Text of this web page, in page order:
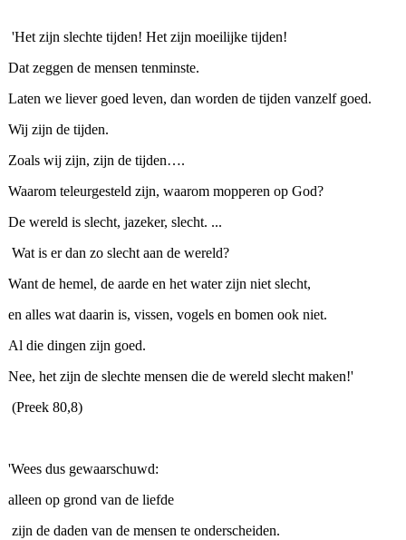
'Het zijn slechte tijden! Het zijn moeilijke tijden!
Dat zeggen de mensen tenminste.
Laten we liever goed leven, dan worden de tijden vanzelf goed.
Wij zijn de tijden.
Zoals wij zijn, zijn de tijden….
Waarom teleurgesteld zijn, waarom mopperen op God?
De wereld is slecht, jazeker, slecht. ...
Wat is er dan zo slecht aan de wereld?
Want de hemel, de aarde en het water zijn niet slecht,
en alles wat daarin is, vissen, vogels en bomen ook niet.
Al die dingen zijn goed.
Nee, het zijn de slechte mensen die de wereld slecht maken!'
(Preek 80,8)
'Wees dus gewaarschuwd:
alleen op grond van de liefde
zijn de daden van de mensen te onderscheiden.